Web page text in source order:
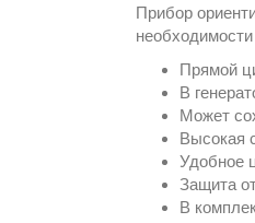
Прибор
Прямой
В
Может
Высокая
Удобное
Защита
В